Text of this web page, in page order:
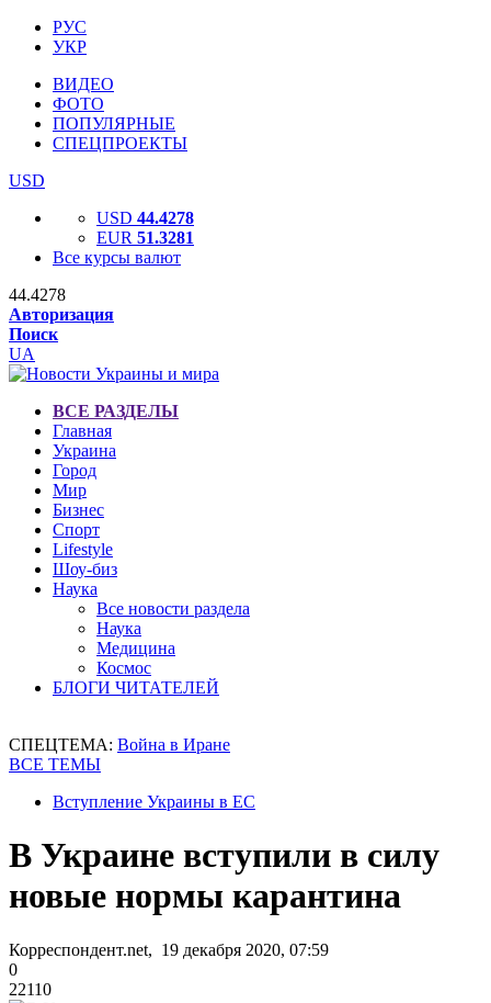
РУС
УКР
ВИДЕО
ФОТО
ПОПУЛЯРНЫЕ
СПЕЦПРОЕКТЫ
USD
USD 44.4278
EUR 51.3281
Все курсы валют
44.4278
Авторизация
Поиск
UA
ВСЕ РАЗДЕЛЫ
Главная
Украина
Город
Мир
Бизнес
Спорт
Lifestyle
Шоу-биз
Наука
Все новости раздела
Наука
Медицина
Космос
БЛОГИ ЧИТАТЕЛЕЙ
СПЕЦТЕМА: Война в Иране
ВСЕ ТЕМЫ
Вступление Украины в ЕС
В Украине вступили в силу
новые нормы карантина
Корреспондент.net, 19 декабря 2020, 07:59
0
22110